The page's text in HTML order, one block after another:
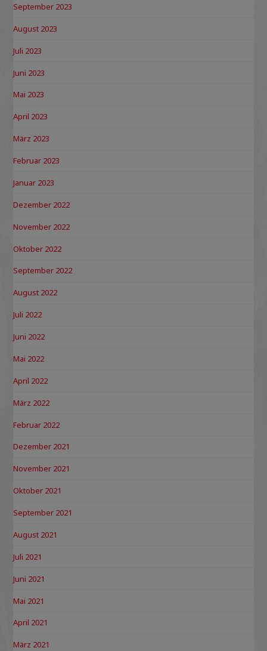
September 2023
August 2023
Juli 2023
Juni 2023
Mai 2023
April 2023
März 2023
Februar 2023
Januar 2023
Dezember 2022
November 2022
Oktober 2022
September 2022
August 2022
Juli 2022
Juni 2022
Mai 2022
April 2022
März 2022
Februar 2022
Dezember 2021
November 2021
Oktober 2021
September 2021
August 2021
Juli 2021
Juni 2021
Mai 2021
April 2021
März 2021